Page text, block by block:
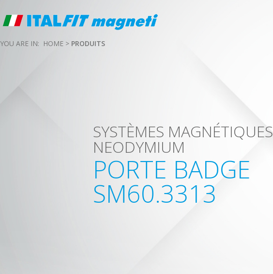
YOU ARE IN: HOME > PRODUITS
SYSTÈMES MAGNÉTIQUES
NEODYMIUM
PORTE BADGE
SM60.3313